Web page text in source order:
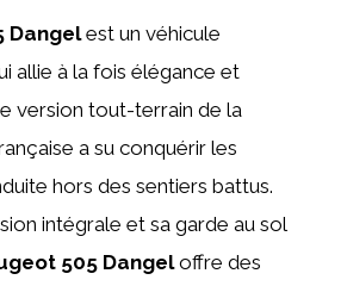
Dangelest un véhicule
allie à la fois élégance et
version tout-terrain de la
a su conquérir les
hors des sentiers battus.
intégrale et sa garde au sol
505 Dangeloffre des